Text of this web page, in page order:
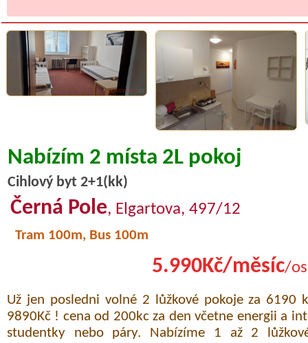
Nabízím 2 místa 2L pokoj
Cihlový byt 2+1(kk)
Černá Pole, Elgartova, 497/12
Tram 100m, Bus 100m
5.990Kč/měsíc/
Už jen posledni volné 2 lůžkové pokoje za 6190
9890Kč ! cena od 200kc za den včetne energii a
studentky nebo páry. Nabízíme 1 až 2